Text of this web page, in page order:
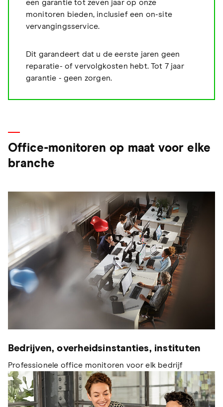
een garantie tot zeven jaar op onze
monitoren bieden, inclusief een on-site
vervangingsservice.
Dit garandeert dat u de eerste jaren geen
reparatie- of vervolgkosten hebt. Tot 7 jaar
garantie - geen zorgen.
Office-monitoren op maat voor elke
branche
Bedrijven, overheidsinstanties, instituten
Professionele office monitoren voor elk bedrijf